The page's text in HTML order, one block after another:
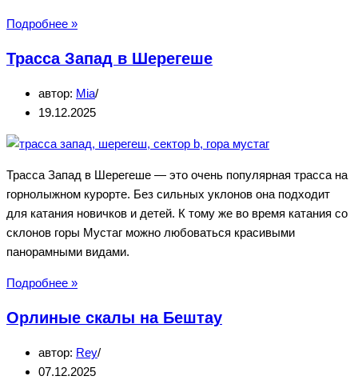
Подробнее »Язык
в
Балкарии
(Безенги)
Трасса Запад в Шерегеше
автор: Mia
19.12.2025
Трасса Запад в Шерегеше — это очень популярная трасса на
горнолыжном курорте. Без сильных уклонов она подходит
для катания новичков и детей. К тому же во время катания со
склонов горы Мустаг можно любоваться красивыми
панорамными видами.
Подробнее »Трасса
в
Орлиные скалы на Бештау
автор: Rey
07.12.2025